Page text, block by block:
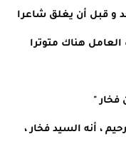
و قبل أن يغلق شاعرا
هناك متوترا
فخار "
، أنه السيد فخار ،